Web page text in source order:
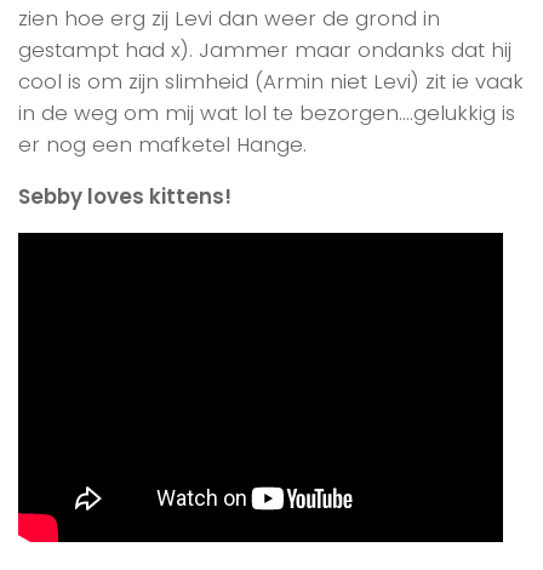
zien hoe erg zij Levi dan weer de grond in
gestampt had x). Jammer maar ondanks dat hij
cool is om zijn slimheid (Armin niet Levi) zit ie vaak
in de weg om mij wat lol te bezorgen….gelukkig is
er nog een mafketel Hange.
Sebby loves kittens!